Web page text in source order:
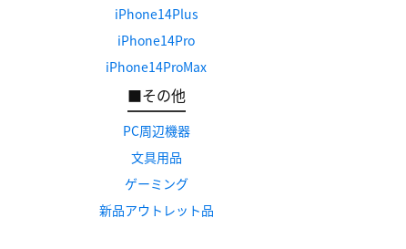
iPhone14Plus
iPhone14Pro
iPhone14ProMax
■その他
PC周辺機器
文具用品
ゲーミング
新品アウトレット品